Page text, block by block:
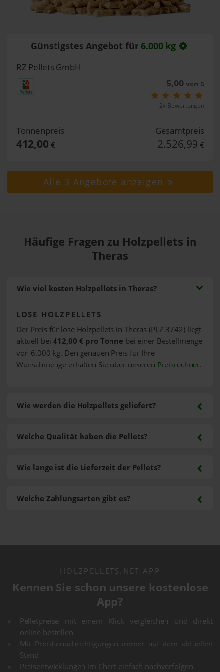
Günstigstes Angebot für 6.000 kg
RZ Pellets GmbH
5,00 von 5
24 Bewertungen
Tonnenpreis
412,00 €
Gesamtpreis
2.526,99 €
Alle 3 Angebote anzeigen
Häufige Fragen zu Holzpellets in
Theras
Wie viel kosten Holzpellets in Theras?
LOSE HOLZPELLETS
Der Preis für lose Holzpellets in Theras (PLZ 3742) liegt
aktuell bei 412,00 € pro Tonne bei einer Bestellmenge
von 6.000 kg. Den genauen Preis für Ihre
Wunschmenge erhalten Sie über unseren Preisrechner.
Wie werden die Holzpellets geliefert?
Welche Zahlungsarten gibt es?
Welche Qualität haben die Pellets?
Wie lange ist die Lieferzeit der Pellets?
HOLZPELLETS.NET APP
Kennen Sie schon unsere kostenlose
App?
Pelletpreise mit einem Klick vergleichen und direkt
online bestellen
Mit Preisbenachrichtigungen immer auf dem aktuellen
Stand
Preisentwicklungen im Chart einfach nachverfolgen